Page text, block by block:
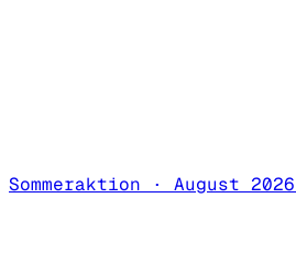
Sommeraktion · August 2026